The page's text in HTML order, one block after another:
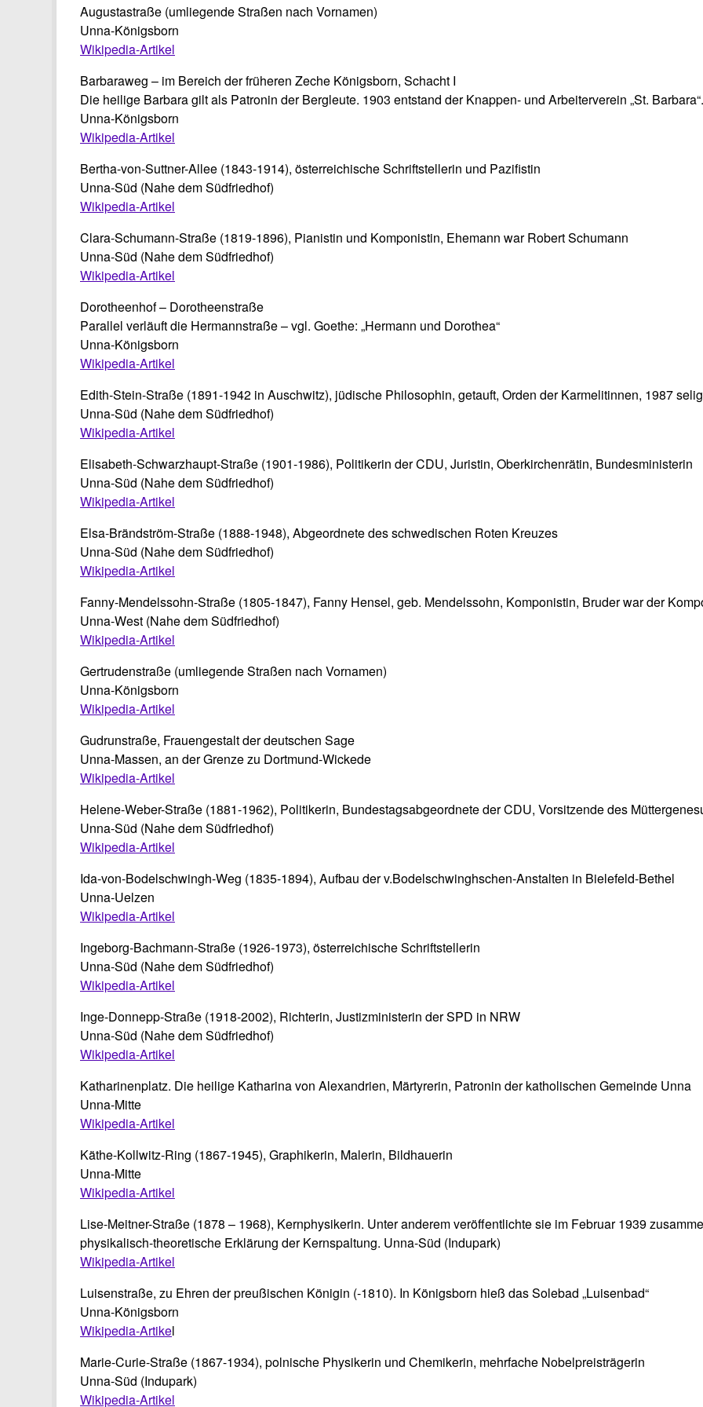
Augustastraße (umliegende Straßen nach Vornamen)
Unna-Königsborn
Wikipedia-Artikel
Barbaraweg – im Bereich der früheren Zeche Königsborn, Schacht I
Die heilige Barbara gilt als Patronin der Bergleute. 1903 entstand der Knappen- und Arbeiterverein „St.
Unna-Königsborn
Wikipedia-Artikel
Bertha-von-Suttner-Allee (1843-1914), österreichische Schriftstellerin und Pazifistin
Unna-Süd (Nahe dem Südfriedhof)
Wikipedia-Artikel
Clara-Schumann-Straße (1819-1896), Pianistin und Komponistin, Ehemann war Robert Schumann
Unna-Süd (Nahe dem Südfriedhof)
Wikipedia-Artikel
Dorotheenhof – Dorotheenstraße
Parallel verläuft die Hermannstraße – vgl. Goethe: „Hermann und Dorothea“
Unna-Königsborn
Wikipedia-Artikel
Edith-Stein-Straße (1891-1942 in Auschwitz), jüdische Philosophin, getauft, Orden der Karmelitinnen, 1987
Unna-Süd (Nahe dem Südfriedhof)
Wikipedia-Artikel
Elisabeth-Schwarzhaupt-Straße (1901-1986), Politikerin der CDU, Juristin, Oberkirchenrätin, Bundesministerin
Unna-Süd (Nahe dem Südfriedhof)
Wikipedia-Artikel
Elsa-Brändström-Straße (1888-1948), Abgeordnete des schwedischen Roten Kreuzes
Unna-Süd (Nahe dem Südfriedhof)
Wikipedia-Artikel
Fanny-Mendelssohn-Straße (1805-1847), Fanny Hensel, geb. Mendelssohn, Komponistin, Bruder war der
Unna-West (Nahe dem Südfriedhof)
Wikipedia-Artikel
Gertrudenstraße (umliegende Straßen nach Vornamen)
Unna-Königsborn
Wikipedia-Artikel
Gudrunstraße, Frauengestalt der deutschen Sage
Unna-Massen, an der Grenze zu Dortmund-Wickede
Wikipedia-Artikel
Helene-Weber-Straße (1881-1962), Politikerin, Bundestagsabgeordnete der CDU, Vorsitzende des
Unna-Süd (Nahe dem Südfriedhof)
Wikipedia-Artikel
Ida-von-Bodelschwingh-Weg (1835-1894), Aufbau der v.Bodelschwinghschen-Anstalten in Bielefeld-Bethel
Unna-Uelzen
Wikipedia-Artikel
Ingeborg-Bachmann-Straße (1926-1973), österreichische Schriftstellerin
Unna-Süd (Nahe dem Südfriedhof)
Wikipedia-Artikel
Inge-Donnepp-Straße (1918-2002), Richterin, Justizministerin der SPD in NRW
Unna-Süd (Nahe dem Südfriedhof)
Wikipedia-Artikel
Katharinenplatz. Die heilige Katharina von Alexandrien, Märtyrerin, Patronin der katholischen Gemeinde Unna
Unna-Mitte
Wikipedia-Artikel
Käthe-Kollwitz-Ring (1867-1945), Graphikerin, Malerin, Bildhauerin
Unna-Mitte
Wikipedia-Artikel
Lise-Meitner-Straße (1878 – 1968), Kernphysikerin. Unter anderem veröffentlichte sie im Februar 1939
physikalisch-theoretische Erklärung der Kernspaltung. Unna-Süd (Indupark)
Wikipedia-Artikel
Luisenstraße, zu Ehren der preußischen Königin (-1810). In Königsborn hieß das Solebad „Luisenbad“
Unna-Königsborn
Wikipedia-Artikel
Marie-Curie-Straße (1867-1934), polnische Physikerin und Chemikerin, mehrfache Nobelpreisträgerin
Unna-Süd (Indupark)
Wikipedia-Artikel